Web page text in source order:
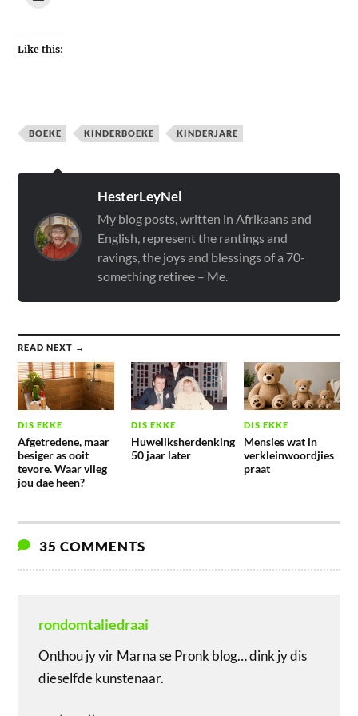
Like this:
BOEKE KINDERBOEKE KINDERJARE
HesterLeyNel
My blog posts, written in Afrikaans and
English, represent the rantings and
ravings, the joys and blessings of a 70-
something retiree – Me.
READ NEXT →
DIS EKKE
Afgetredene, maar
besiger as ooit
tevore. Waar vlieg
jou dae heen?
DIS EKKE
Huweliksherdenking
50 jaar later
DIS EKKE
Mensies wat in
verkleinwoordjies
praat
35 COMMENTS
rondomtaliedraai
Onthou jy vir Marna se Pronk blog… dink jy dis
dieselfde kunstenaar.